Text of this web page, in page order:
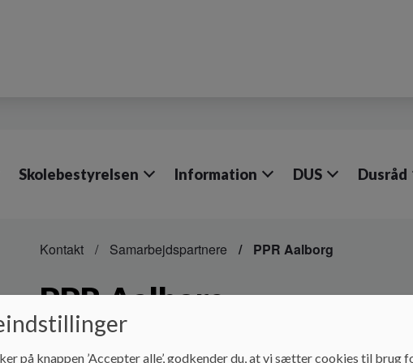
Skolebestyrelsen Information DUS Dusråd
Kontakt Samarbejdspartnere PPR Aalborg
PPR Aalborg
På denne side kan man læse mere om hvad PPR er og hvilke
på knappen ’Accepter alle’, godkender du, at vi sætter cookies til brug